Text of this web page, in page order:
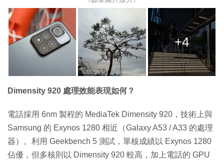
+4
Dimensity 920 處理效能表現如何？
電話採用 6nm 製程的 MediaTek Dimensity 920，技術上與
Samsung 的 Exynos 1280 相近（Galaxy A53 / A33 的處理
器）。利用 Geekbench 5 測試，單核成績以 Exynos 1280
佔優，但多核則以 Dimensity 920 較高，加上電話的 GPU